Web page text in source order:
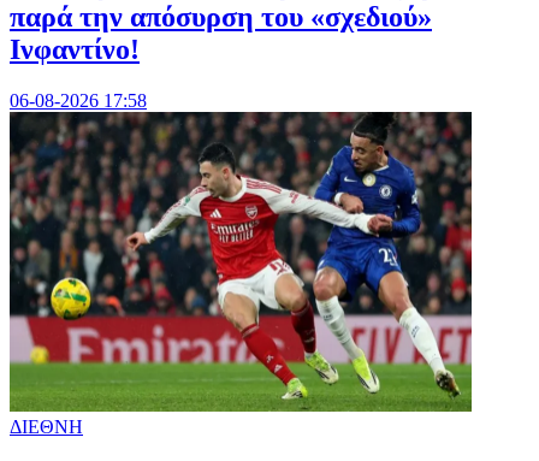
παρά την απόσυρση του «σχεδιού»
Ινφαντίνο!
06-08-2026 17:58
ΔΙΕΘΝΗ